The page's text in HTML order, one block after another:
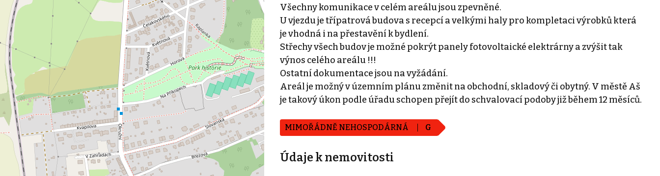
Všechny komunikace v celém areálu jsou zpevněné.
U vjezdu je třípatrová budova s recepcí a velkými haly pro kompletaci výrobků která
je vhodná i na přestavění k bydlení.
Střechy všech budov je možné pokrýt panely fotovoltaické elektrárny a zvýšit tak
výnos celého areálu !!!
Ostatní dokumentace jsou na vyžádání.
Areál je možný v územním plánu změnit na obchodní, skladový či obytný. V městě Aš
je takový úkon podle úřadu schopen přejít do schvalovací podoby již během 12 měsíců.
MIMOŘÁDNĚ NEHOSPODÁRNÁ G
Údaje k nemovitosti